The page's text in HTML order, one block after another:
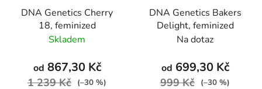
DNA Genetics Cherry
18, feminized
Skladem
od 867,30 Kč
1 239 Kč (–30 %)
DNA Genetics Bakers
Delight, feminized
Na dotaz
od 699,30 Kč
999 Kč (–30 %)